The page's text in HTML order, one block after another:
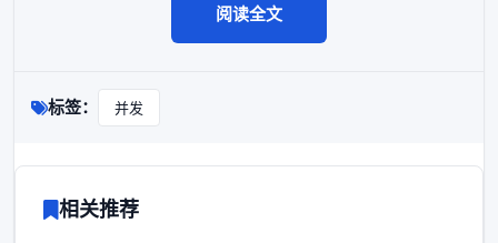
阅读全文
标签： 并发
相关推荐